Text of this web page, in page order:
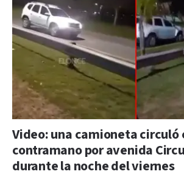
Video: una camioneta circuló
contramano por avenida
durante la noche del viernes